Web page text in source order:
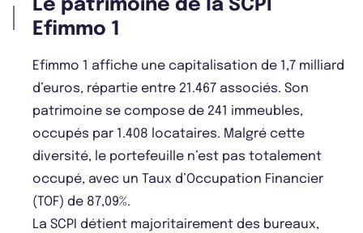
Le patrimoine de la SCPI
Efimmo 1
Efimmo 1 affiche une capitalisation de 1,7 milliard
d’euros, répartie entre 21.467 associés. Son
patrimoine se compose de 241 immeubles,
occupés par 1.408 locataires. Malgré cette
diversité, le portefeuille n’est pas totalement
occupé, avec un Taux d’Occupation Financier
(TOF) de 87,09%.
La SCPI détient majoritairement des bureaux,